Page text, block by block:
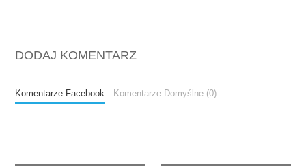
DODAJ KOMENTARZ
Komentarze Facebook Komentarze Domyślne (0)